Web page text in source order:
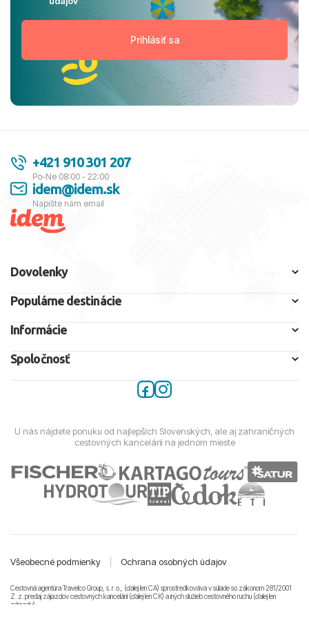
+421 910 301 207
Po-Ne 08:00 - 22:00
idem@idem.sk
Napíšte nám email
Dovolenky
Populárne destinácie
Informácie
Spoločnosť
U nás nájdete ponuku od najlepších Slovenských, ale aj zahraničných
cestovných kancelárií na jednom mieste
Všeobecné podmienky Ochrana osobných údajov
Cestovná agentúra Travelco Group, s. r. o., (ďalej len CA) sprostredkováva v súlade so zákonom 281/2001
Z. z. predaj zájazdov cestovných kancelárii (ďalej len CK) a iných služieb cestovného ruchu (ďalej len
zájazdy).